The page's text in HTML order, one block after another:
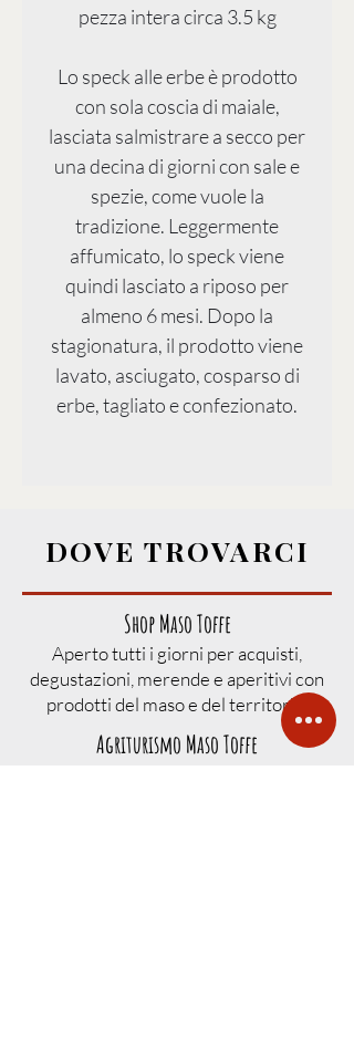
pezza intera circa 3.5 kg
Lo speck alle erbe è prodotto
con sola coscia di maiale,
lasciata salmistrare a secco per
una decina di giorni con sale e
spezie, come vuole la
tradizione. Leggermente
affumicato, lo speck viene
quindi lasciato a riposo per
almeno 6 mesi. Dopo la
stagionatura, il prodotto viene
lavato, asciugato, cosparso di
erbe, tagliato e confezionato.
DOVE TROVARCI
Shop Maso Toffe
Aperto tutti i giorni per acquisti,
degustazioni, merende e aperitivi con
prodotti del maso e del territorio.
Agriturismo Maso Toffe